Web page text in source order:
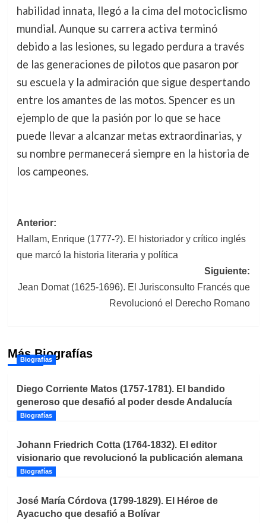
habilidad innata, llegó a la cima del motociclismo
mundial. Aunque su carrera activa terminó
debido a las lesiones, su legado perdura a través
de las generaciones de pilotos que pasaron por
su escuela y la admiración que sigue despertando
entre los amantes de las motos. Spencer es un
ejemplo de que la pasión por lo que se hace
puede llevar a alcanzar metas extraordinarias, y
su nombre permanecerá siempre en la historia de
los campeones.
Navegación
de
entradas
Anterior:
Hallam, Enrique (1777-?). El historiador y crítico inglés
que marcó la historia literaria y política
Siguiente:
Jean Domat (1625-1696). El Jurisconsulto Francés que
Revolucionó el Derecho Romano
Más Biografías
Biografías
Diego Corriente Matos (1757-1781). El bandido
generoso que desafió al poder desde Andalucía
Biografías
Johann Friedrich Cotta (1764-1832). El editor
visionario que revolucionó la publicación alemana
Biografías
José María Córdova (1799-1829). El Héroe de
Ayacucho que desafió a Bolívar